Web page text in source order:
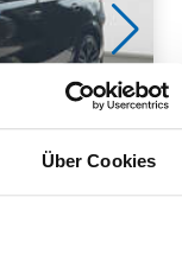
Über Cookies